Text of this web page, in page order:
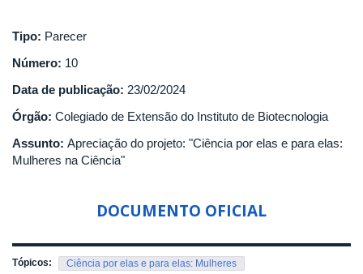
Tipo: Parecer
Número: 10
Data de publicação: 23/02/2024
Órgão: Colegiado de Extensão do Instituto de Biotecnologia
Assunto: Apreciação do projeto: "Ciência por elas e para elas:
Mulheres na Ciência"
DOCUMENTO OFICIAL
Tópicos: Ciência por elas e para elas: Mulheres